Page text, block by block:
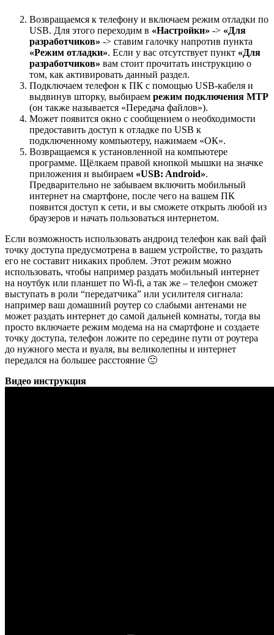
Возвращаемся к телефону и включаем режим отладки по
USB. Для этого переходим в «Настройки» -> «Для
разработчиков» -> ставим галочку напротив пункта
«Режим отладки». Если у вас отсутствует пункт «Для
разработчиков» вам стоит прочитать инструкцию о
том, как активировать данный раздел.
Подключаем телефон к ПК с помощью USB-кабеля и
выдвинув шторку, выбираем режим подключения MTP
(он также называется «Передача файлов»).
Может появится окно с сообщением о необходимости
предоставить доступ к отладке по USB к
подключенному компьютеру, нажимаем «ОК».
Возвращаемся к установленной на компьютере
программе. Щёлкаем правой кнопкой мышки на значке
приложения и выбираем «USB: Android».
Предварительно не забываем включить мобильный
интернет на смартфоне, после чего на вашем ПК
появится доступ к сети, и вы сможете открыть любой из
браузеров и начать пользоваться интернетом.
Если возможность использовать андроид телефон как вай фай
точку доступа предусмотрена в вашем устройстве, то раздать
его не составит никаких проблем. Этот режим можно
использовать, чтобы например раздать мобильный интернет
на ноутбук или планшет по Wi-fi, а так же – телефон сможет
выступать в роли “передатчика” или усилителя сигнала:
например ваш домашний роутер со слабыми антенами не
может раздать интернет до самой дальней комнаты, тогда вы
просто включаете режим модема на на смартфоне и создаете
точку доступа, телефон ложите по середине пути от роутера
до нужного места и вуаля, вы великолепны и интернет
передался на большее расстояние 🙂
Видео инструкция